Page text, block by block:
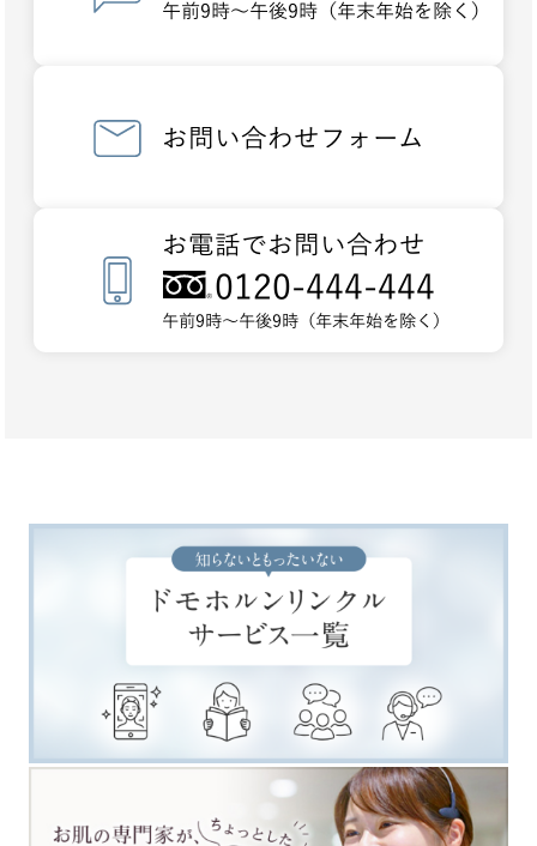
午前9時～午後9時（年末年始を除く）
お問い合わせフォーム
お電話でお問い合わせ
0120-444-444
午前9時～午後9時（年末年始を除く）